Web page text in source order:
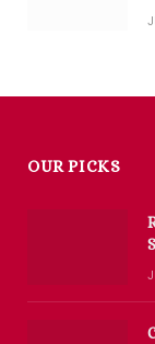
OUR PICKS